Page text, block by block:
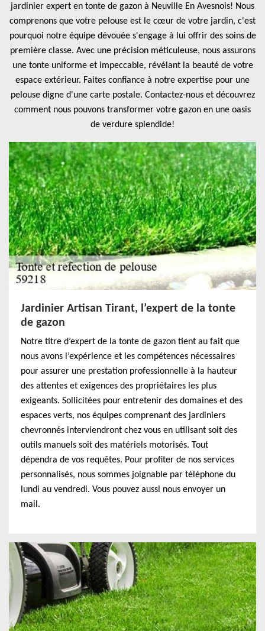
jardinier expert en tonte de gazon à Neuville En Avesnois! Nous
comprenons que votre pelouse est le cœur de votre jardin, c'est
pourquoi notre équipe dévouée s'engage à lui offrir des soins de
première classe. Avec une précision méticuleuse, nous assurons
une tonte uniforme et impeccable, révélant la beauté de votre
espace extérieur. Faites confiance à notre expertise pour une
pelouse digne d'une carte postale. Contactez-nous et découvrez
comment nous pouvons transformer votre gazon en une oasis
de verdure splendide!
Jardinier Artisan Tirant, l’expert de la tonte
de gazon
Notre titre d’expert de la tonte de gazon tient au fait que
nous avons l’expérience et les compétences nécessaires
pour assurer une prestation professionnelle à la hauteur
des attentes et exigences des propriétaires les plus
exigeants. Sollicitées pour entretenir des domaines et des
espaces verts, nos équipes comprenant des jardiniers
chevronnés interviendront chez vous en utilisant soit des
outils manuels soit des matériels motorisés. Tout
dépendra de vos requêtes. Pour profiter de nos services
personnalisés, nous sommes joignable par téléphone du
lundi au vendredi. Vous pouvez aussi nous envoyer un
mail.